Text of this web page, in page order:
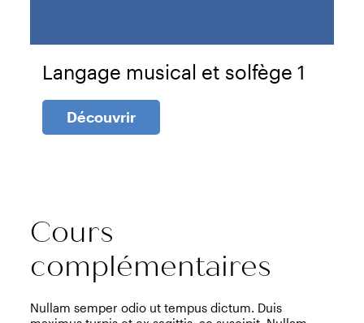
Langage musical et solfège 1
Découvrir
Cours
complémentaires
Nullam semper odio ut tempus dictum. Duis